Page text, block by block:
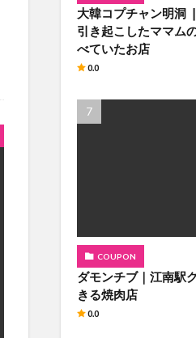
大韓コプチャン明洞
引き起こしたママム
べていたお店
0.0
COUPON
ダモンチブ｜江南駅
きる焼肉店
0.0